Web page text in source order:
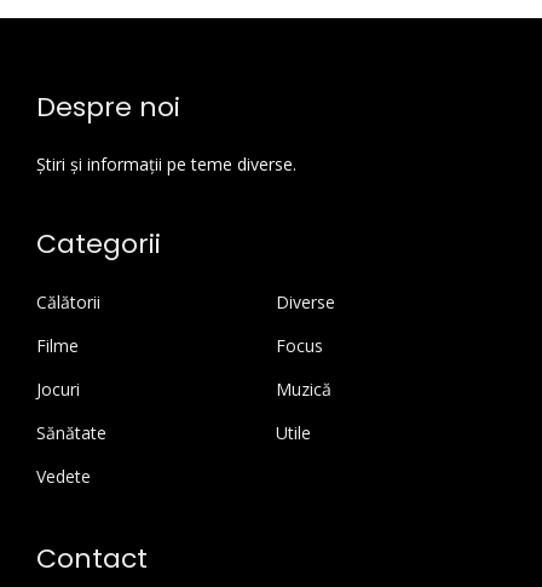
Despre noi
Știri și informații pe teme diverse.
Categorii
Călătorii
Diverse
Filme
Focus
Jocuri
Muzică
Sănătate
Utile
Vedete
Contact